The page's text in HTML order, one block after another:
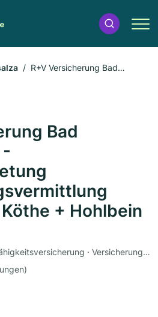
R+V Versicherung Bad
Bad
-
+ Hohlbein
Altersvorsorge · Berufsunfähigkeitsversicherung · Versicherung · Gewerbeversicherung · Haftpflichtversicherung · Hausratversicherung · IT-Beratung · Autoversicherung · Krankenversicherung · Rentenversicherung · Tierversicherung · Unfallversicherung